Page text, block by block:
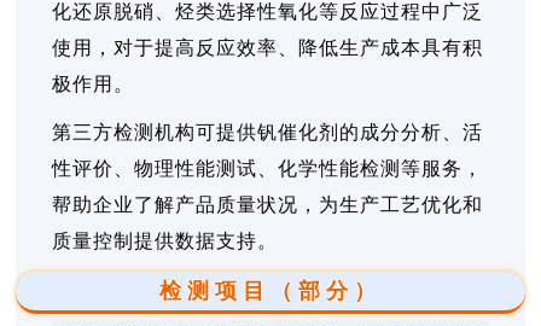
化还原脱硝、烃类选择性氧化等反应过程中广泛
使用，对于提高反应效率、降低生产成本具有积
极作用。
第三方检测机构可提供钒催化剂的成分分析、活
性评价、物理性能测试、化学性能检测等服务，
帮助企业了解产品质量状况，为生产工艺优化和
质量控制提供数据支持。
检测项目（部分）